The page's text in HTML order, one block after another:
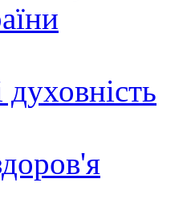
духовність